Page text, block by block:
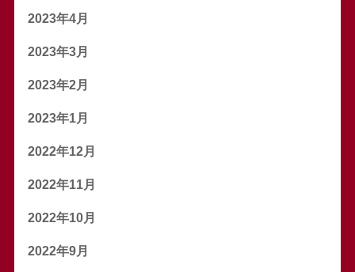
2023年4月
2023年3月
2023年2月
2023年1月
2022年12月
2022年11月
2022年10月
2022年9月